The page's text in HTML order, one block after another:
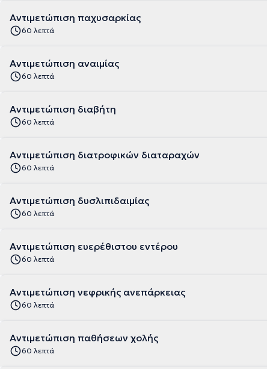
Αντιμετώπιση παχυσαρκίας
60 λεπτά
Αντιμετώπιση αναιμίας
60 λεπτά
Αντιμετώπιση διαβήτη
60 λεπτά
Αντιμετώπιση διατροφικών διαταραχών
60 λεπτά
Αντιμετώπιση δυσλιπιδαιμίας
60 λεπτά
Αντιμετώπιση ευερέθιστου εντέρου
60 λεπτά
Αντιμετώπιση νεφρικής ανεπάρκειας
60 λεπτά
Αντιμετώπιση παθήσεων χολής
60 λεπτά